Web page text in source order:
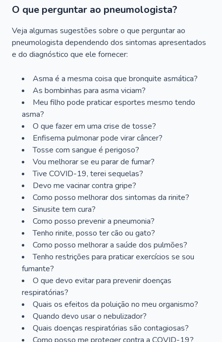
O que perguntar ao pneumologista?
Veja algumas sugestões sobre o que perguntar ao
pneumologista dependendo dos sintomas apresentados
e do diagnóstico que ele fornecer:
Asma é a mesma coisa que bronquite asmática?
As bombinhas para asma viciam?
Meu filho pode praticar esportes mesmo tendo
asma?
O que fazer em uma crise de tosse?
Enfisema pulmonar pode virar câncer?
Tosse com sangue é perigoso?
Vou melhorar se eu parar de fumar?
Tive COVID-19, terei sequelas?
Devo me vacinar contra gripe?
Como posso melhorar dos sintomas da rinite?
Sinusite tem cura?
Como posso prevenir a pneumonia?
Tenho rinite, posso ter cão ou gato?
Como posso melhorar a saúde dos pulmões?
Tenho restrições para praticar exercícios se sou
fumante?
O que devo evitar para prevenir doenças
respiratórias?
Quais os efeitos da poluição no meu organismo?
Quando devo usar o nebulizador?
Quais doenças respiratórias são contagiosas?